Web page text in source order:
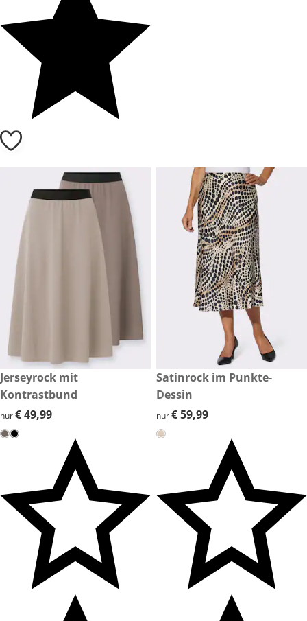
€ 49,99
Jerseyrock mit
Kontrastbund
€ 49,99
nur€ 49,99
€ 59,99
Satinrock im Punkte-
Dessin
€ 59,99
nur€ 59,99